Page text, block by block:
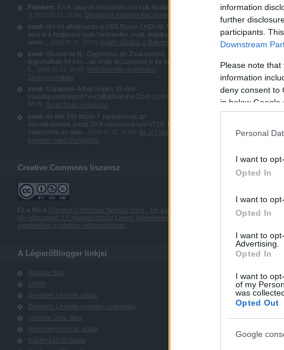
information
further
participants.
Downstream
Please note
information
deny consent to
in below Google
Personal
I want to
Opted In
I want to
Opted In
I want to
Advertising.
Opted In
I want to
of my
was
Opted Out
Google
Flankerr: Én is nagyon köszönöm ezt sok kiváló képet
:)
Ötfogásos estebéd Kecskeméten
zord: AH-64 alhalmazás a USS Essex LHD-rōl. Nem
avul el a forgószárnyas hadviselés, csak átalakul:
www....
Indián tűztánc a Bakonyban
zord: @Levente B.: Ogyincovo és Zsukovdzkij
légvonalban 54 km....de írnak itt Lucinóról is és kubinkai
f...
MAKSzimális gyülekező
Zsukovszkijban
zord: Cápapofa. A thai Gripen 15 éve:
youtube.com/watch?v=cWkjkhoeuEo Zord
Surat Thani expressz
zord: Az AW 249 MUM-T partnerének az
AeroVironment Jump 20 X merevszárnyú VTOL UAS-t
választotta az olas...
Az új Főnix: az
egyetlen harci Európából
Creative Commons liszensz
Ez a Mű a Creative Commons Nevezd meg! - Ne add el! -
Ne változtasd! 2.5 Magyarország Licenc feltételeinek
megfelelően szabadon felhasználható
A LégierőBlogger linkjei
Airbase Blog
LHSN
Benedek Levente oldala
Benedek Levente youtube csatornája
Combat Gear Blog
Kelecsényi István oldala
Kővári László oldala